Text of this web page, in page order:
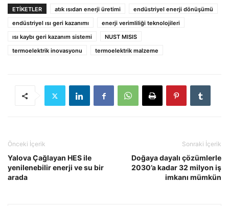
ETIKETLER atık ısıdan enerji üretimi
endüstriyel enerji dönüşümü
endüstriyel ısı geri kazanımı
enerji verimliliği teknolojileri
ısı kaybı geri kazanım sistemi
NUST MISIS
termoelektrik inovasyonu
termoelektrik malzeme
Önceki İçerik
Yalova Çağlayan HES ile
yenilenebilir enerji ve su bir
arada
Sonraki İçerik
Doğaya dayalı çözümlerle
2030’a kadar 32 milyon iş
imkanı mümkün